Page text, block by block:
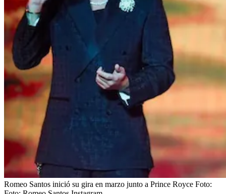
Romeo Santos inició su gira en marzo junto a Prince Royce Foto: